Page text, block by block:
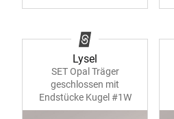
Lysel
SET Opal Träger
geschlossen mit
Endstücke Kugel #1W